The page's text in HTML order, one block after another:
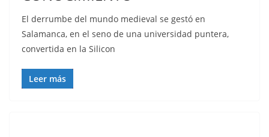
El derrumbe del mundo medieval se gestó en
Salamanca, en el seno de una universidad puntera,
convertida en la Silicon
Leer más